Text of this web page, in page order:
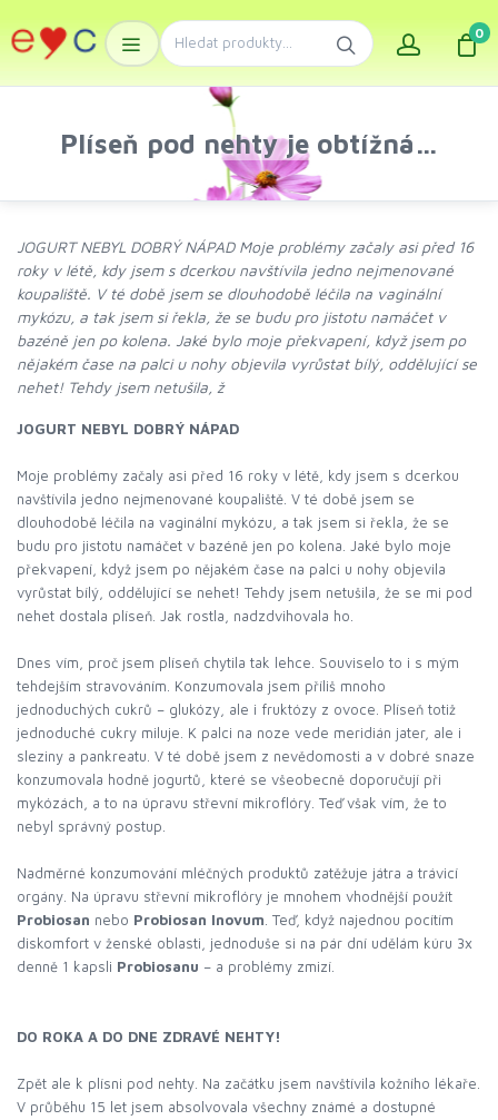
0
Plíseň pod nehty je obtížná…
JOGURT NEBYL DOBRÝ NÁPAD Moje problémy začaly asi před 16
roky v létě, kdy jsem s dcerkou navštívila jedno nejmenované
koupaliště. V té době jsem se dlouhodobě léčila na vaginální
mykózu, a tak jsem si řekla, že se budu pro jistotu namáčet v
bazéně jen po kolena. Jaké bylo moje překvapení, když jsem po
nějakém čase na palci u nohy objevila vyrůstat bílý, oddělující se
nehet! Tehdy jsem netušila, ž
JOGURT NEBYL DOBRÝ NÁPAD
Moje problémy začaly asi před 16 roky v létě, kdy jsem s dcerkou
navštívila jedno nejmenované koupaliště. V té době jsem se
dlouhodobě léčila na vaginální mykózu, a tak jsem si řekla, že se
budu pro jistotu namáčet v bazéně jen po kolena. Jaké bylo moje
překvapení, když jsem po nějakém čase na palci u nohy objevila
vyrůstat bílý, oddělující se nehet! Tehdy jsem netušila, že se mi pod
nehet dostala plíseň. Jak rostla, nadzdvihovala ho.
Dnes vím, proč jsem plíseň chytila tak lehce. Souviselo to i s mým
tehdejším stravováním. Konzumovala jsem příliš mnoho
jednoduchých cukrů – glukózy, ale i fruktózy z ovoce. Plíseň totiž
jednoduché cukry miluje. K palci na noze vede meridián jater, ale i
sleziny a pankreatu. V té době jsem z nevědomosti a v dobré snaze
konzumovala hodně jogurtů, které se všeobecně doporučují při
mykózách, a to na úpravu střevní mikroflóry. Teď však vím, že to
nebyl správný postup.
Nadměrné konzumování mléčných produktů zatěžuje játra a trávicí
orgány. Na úpravu střevní mikroflóry je mnohem vhodnější použít
Probiosan nebo Probiosan Inovum . Teď, když najednou pocítím
diskomfort v ženské oblasti, jednoduše si na pár dní udělám kúru 3x
denně 1 kapsli Probiosanu – a problémy zmizí.
DO ROKA A DO DNE ZDRAVÉ NEHTY!
Zpět ale k plísni pod nehty. Na začátku jsem navštívila kožního lékaře.
V průběhu 15 let jsem absolvovala všechny známé a dostupné